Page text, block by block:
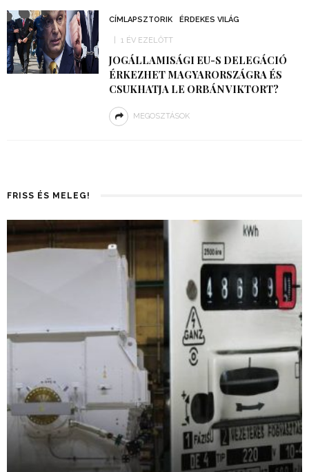
CÍMLAPSZTORIK ÉRDEKES VILÁG
1 ÉV EZELŐTT
JOGÁLLAMISÁGI EU-S DELEGÁCIÓ
ÉRKEZHET MAGYARORSZÁGRA ÉS
CSUKHATJA LE ORBÁN VIKTORT?
MEGOSZTÁSOK
FRISS ÉS MELEG!